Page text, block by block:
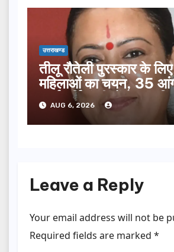
उत्तराखण्ड
तीलू रौतेली पुरस्कार के
महिलाओं का चयन, 35
कार्यकर्तियां भी होंगी
AUG 6, 2026
Leave a Reply
Your email address will not be
Required fields are marked *